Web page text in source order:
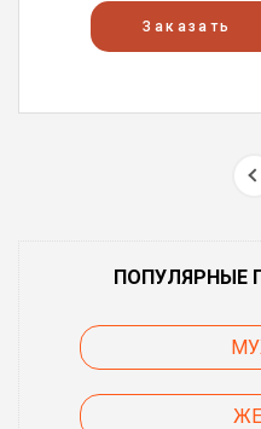
Заказать
ПОПУЛЯРНЫЕ